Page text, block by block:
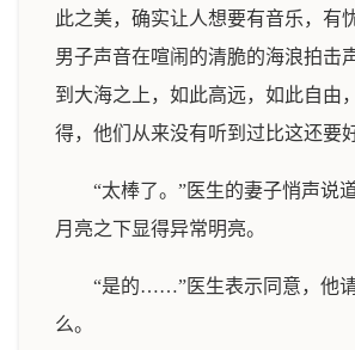
此之美，确实让人想要有音乐，有
男子声音在喧闹的清脆的海浪拍击
到大海之上，如此高远，如此自由
得，他们从来没有听到过比这还要
“太棒了。”医生的妻子悄声说
月亮之下显得异常明亮。
“是的……”医生表示同意，他
么。